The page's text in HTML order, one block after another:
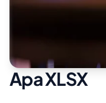
Apa XLSX